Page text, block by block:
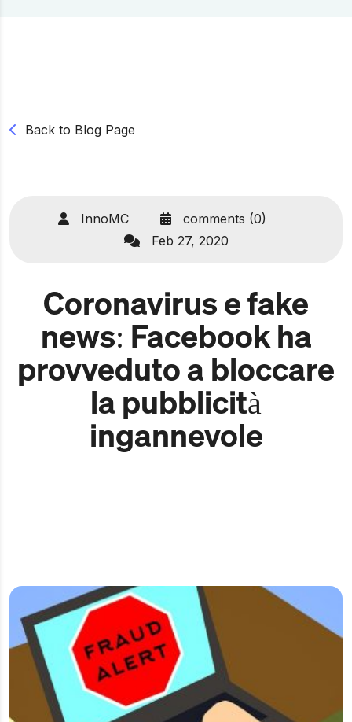
Back to Blog Page
InnoMC
comments (0)
Feb 27, 2020
Coronavirus e fake
news: Facebook ha
provveduto a bloccare
la pubblicità
ingannevole